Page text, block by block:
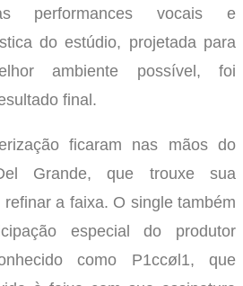
performances vocais e
do estúdio, projetada para
ambiente possível, foi
final.
ficaram nas mãos do
Grande, que trouxe sua
a faixa. O single também
especial do produtor
como P1ccøl1, que